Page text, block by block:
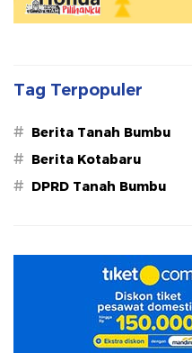
Tag Terpopuler
# Berita Tanah Bumbu
# Berita Kotabaru
# DPRD Tanah Bumbu